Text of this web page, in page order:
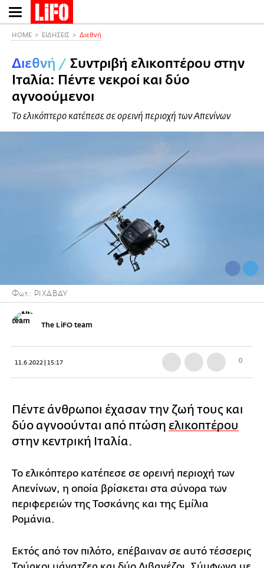
Παράκαμψη
προς
περιεχόμενο
HOME ΕΙΔΗΣΕΙΣ Διεθνή
Διεθνή / Συντριβή ελικοπτέρου στην
Ιταλία: Πέντε νεκροί και δύο
αγνοούμενοι
Το ελικόπτερο κατέπεσε σε ορεινή περιοχή των Απενίνων
Φωτ.: PIXABAY
The LiFO team
11.6.2022 | 15:17 0
Πέντε άνθρωποι έχασαν την ζωή τους και
δύο αγνοούνται από πτώση ελικοπτέρου
στην κεντρική Ιταλία.
Το ελικόπτερο κατέπεσε σε ορεινή περιοχή των
Απενίνων, η οποία βρίσκεται στα σύνορα των
περιφερειών της Τοσκάνης και της Εμίλια
Ρομάνια.
Εκτός από τον πιλότο, επέβαιναν σε αυτό τέσσερις